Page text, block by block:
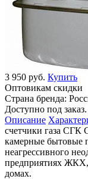
3 950 руб. Купить
Оптовикам скидки
Страна бренда:
Доступно под заказ.
Описание
счетчики газа СГК
камерные бытовые
неагрессивного
предприятиях ЖКХ,
домах.